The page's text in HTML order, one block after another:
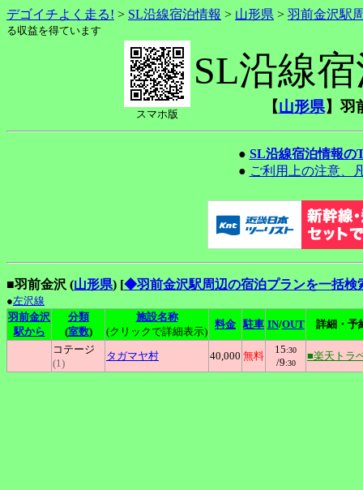
デゴイチよく走る! > SL沿線宿泊情報 > 山形県 > 羽前金沢駅
る収益を得ています
スマホ版
SL沿線
【山形県】羽
● SL沿線宿泊情報の
● ご利用上の注意、
■羽前金沢 (山形県) [◆羽前金沢駅周辺の宿泊プランを一括検
●左沢線
羽前金沢
駅から
分類
(室数)
施設名称
(クリックで詳細表示)
料金 駐車 IN/OUT 詳細・予
コテージ
(1)
タガマヤ村 40,000 無料
15:30
/9:30
■楽天トラ